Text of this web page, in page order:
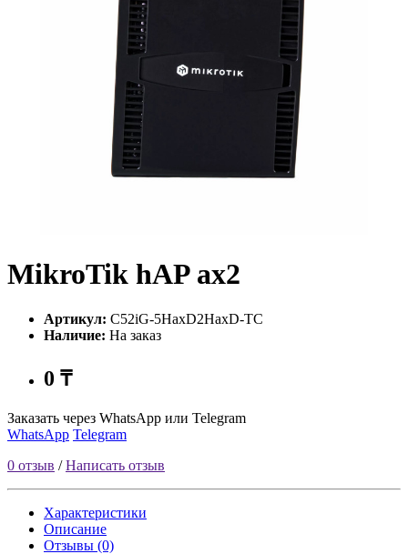
MikroTik hAP ax2
Артикул: C52iG-5HaxD2HaxD-TC
Наличие: На заказ
0 ₸
Заказать через WhatsApp или Telegram
WhatsApp Telegram
0 отзыв /Написать отзыв
Характеристики
Описание
Отзывы (0)